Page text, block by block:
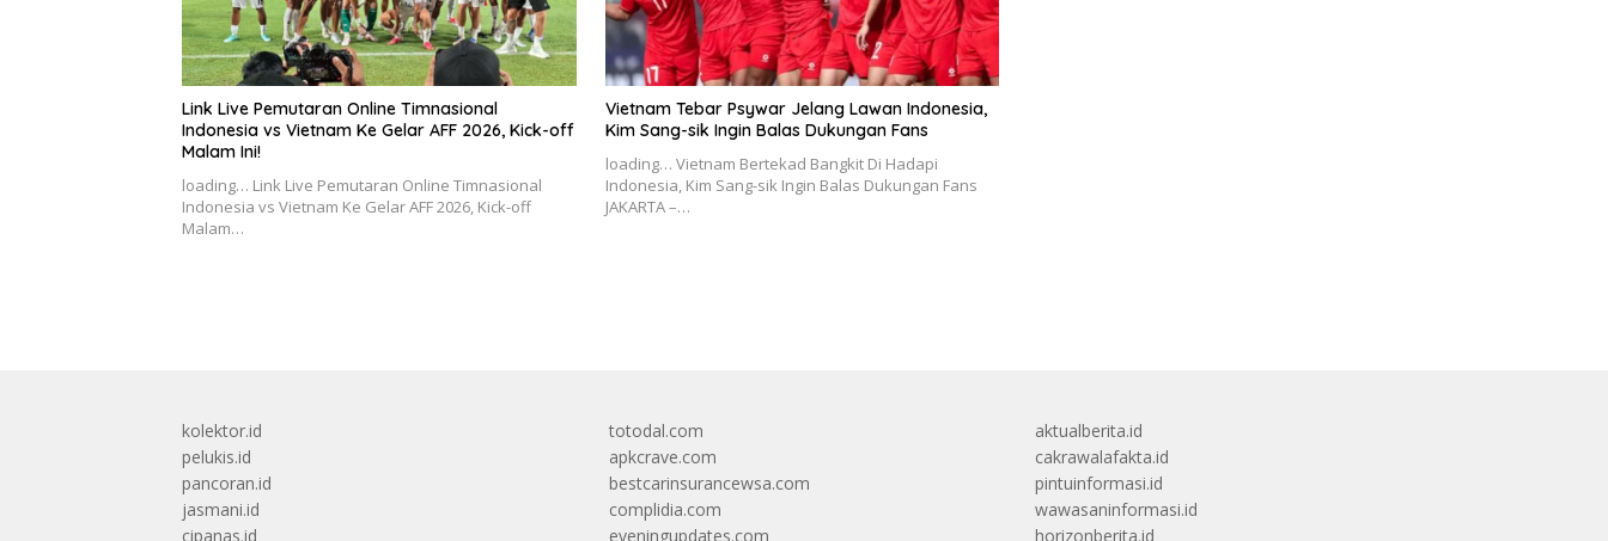
Link Live Pemutaran Online Timnasional
Indonesia vs Vietnam Ke Gelar AFF 2026, Kick-off
Malam Ini!
loading… Link Live Pemutaran Online Timnasional
Indonesia vs Vietnam Ke Gelar AFF 2026, Kick-off
Malam…
Vietnam Tebar Psywar Jelang Lawan Indonesia,
Kim Sang-sik Ingin Balas Dukungan Fans
loading… Vietnam Bertekad Bangkit Di Hadapi
Indonesia, Kim Sang-sik Ingin Balas Dukungan Fans
JAKARTA –…
kolektor.id
pelukis.id
pancoran.id
jasmani.id
cipanas.id
totodal.com
apkcrave.com
bestcarinsurancewsa.com
complidia.com
eveningupdates.com
aktualberita.id
cakrawalafakta.id
pintuinformasi.id
wawasaninformasi.id
horizonberita.id